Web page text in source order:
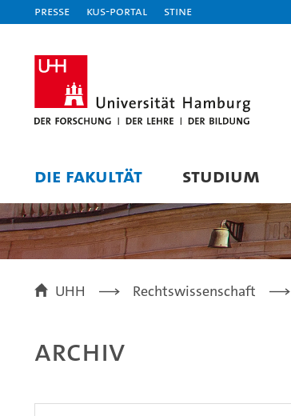
Presse KUS-Portal STiNE
DIE FAKULTÄT STUDIUM
UHH Rechtswissenschaft
Archiv